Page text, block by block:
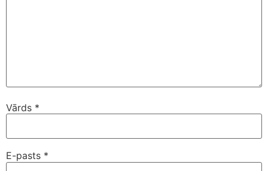
Vārds *
E-pasts *